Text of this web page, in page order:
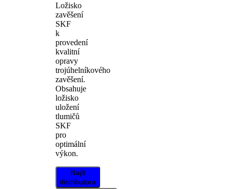
Ložisko
zavěšení
SKF
k
provedení
kvalitní
opravy
trojúhelníkového
zavěšení.
Obsahuje
ložisko
uložení
tlumičů
SKF
pro
optimální
výkon.
Najít
distributora